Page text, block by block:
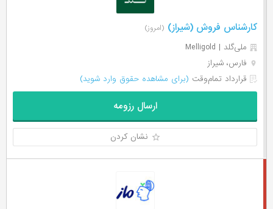
کارشناس فروش (شیراز) (امروز)
ملی‌گلد | Melligold
فارس، شیراز
قرارداد تمام‌وقت (برای مشاهده حقوق وارد شوید)
ارسال رزومه
نشان کردن